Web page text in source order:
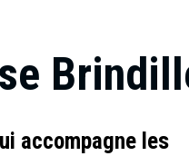
accompagne les